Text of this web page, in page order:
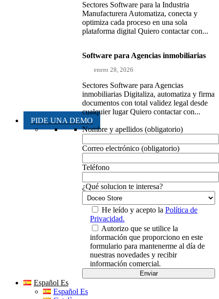
Sectores Software para la Industria
Manufacturera Automatiza, conecta y
optimiza cada proceso en una sola
plataforma digital Quiero contactar con...
Software para Agencias inmobiliarias
enero 28, 2026
Sectores Software para Agencias
inmobiliarias Digitaliza, automatiza y firma
documentos con total validez legal desde
cualquier lugar Quiero contactar con...
PIDE UNA DEMO
Nombre y apellidos (obligatorio)
Correo electrónico (obligatorio)
Teléfono
¿Qué solucion te interesa?
He leído y acepto la Política de
Privacidad.
Autorizo que se utilice la
información que proporciono en este
formulario para mantenerme al día de
nuestras novedades y recibir
información comercial.
Español Es
Español Es